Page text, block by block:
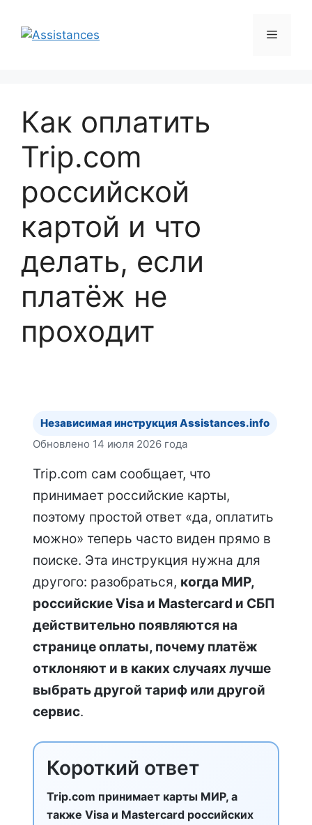
содержимому
Меню
Как оплатить
Trip.com
российской
картой и что
делать, если
платёж не
проходит
Независимая инструкция Assistances.info
Обновлено 14 июля 2026 года
Trip.com сам сообщает, что
принимает российские карты,
поэтому простой ответ «да, оплатить
можно» теперь часто виден прямо в
поиске. Эта инструкция нужна для
другого: разобраться, когда МИР,
российские Visa и Mastercard и СБП
действительно появляются на
странице оплаты, почему платёж
отклоняют и в каких случаях лучше
выбрать другой тариф или другой
сервис.
Короткий ответ
Trip.com принимает карты МИР, а
также Visa и Mastercard российских